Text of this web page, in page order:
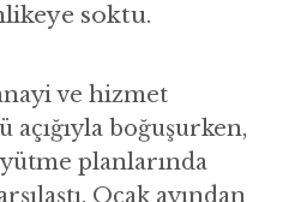
soktu.
ve hizmet
boğuşurken,
planlarında
Ocak ayından